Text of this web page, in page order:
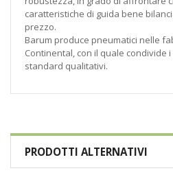
caratteristiche di guida bene
prezzo.
Barum produce pneumatici nelle
Continental, con il quale condivide
standard qualitativi.
PRODOTTI ALTERNATIVI